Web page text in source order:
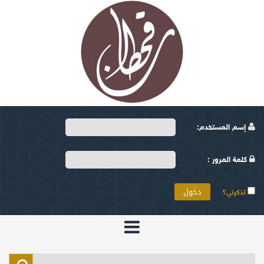
إسم المستخدم:
كلمة المرور :
تذكرني؟